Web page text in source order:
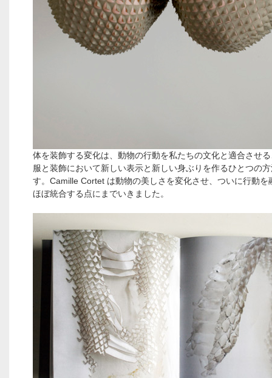
体を装飾する変化は、動物の行動を私たちの文化と適合させ
服と装飾において新しい表示と新しい身ぶりを作るひとつの
す。Camille Cortet は動物の美しさを変化させ、ついに行動を
ほぼ統合する点にまでいきました。